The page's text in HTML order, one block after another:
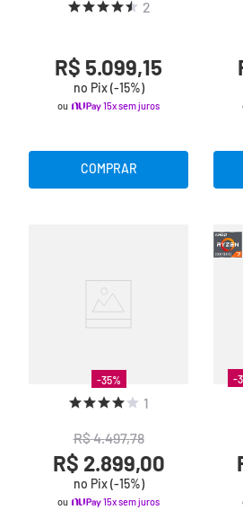
2
R$ 5.099,15
no Pix (-15%)
ou 15x sem juros
COMPRAR
-35%
1
R$4.497,78
R$ 2.899,00
no Pix (-15%)
ou 15x sem juros
-